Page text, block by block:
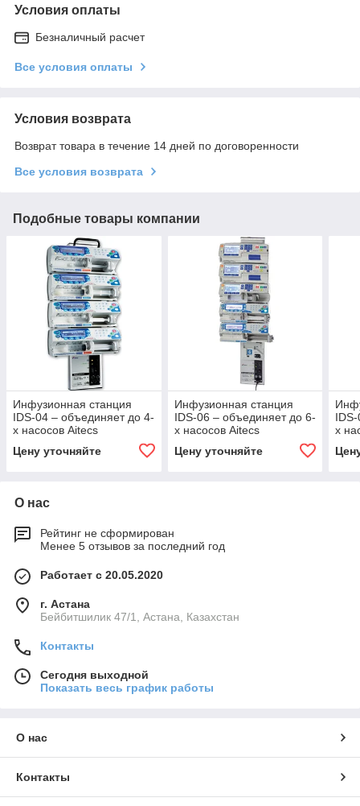
Условия оплаты
Безналичный расчет
Все условия оплаты
Условия возврата
Возврат товара в течение 14 дней по договоренности
Все условия возврата
Подобные товары компании
Инфузионная станция
IDS-04 – объединяет до 4-
х насосов Aitecs
Цену уточняйте
Инфузионная станция
IDS-06 – объединяет до 6-
х насосов Aitecs
Цену уточняйте
х
О нас
Рейтинг не сформирован
Менее 5 отзывов за последний год
Работает с 20.05.2020
г. Астана
Бейбитшилик 47/1, Астана, Казахстан
Контакты
Сегодня выходной
Показать весь график работы
О нас
Контакты